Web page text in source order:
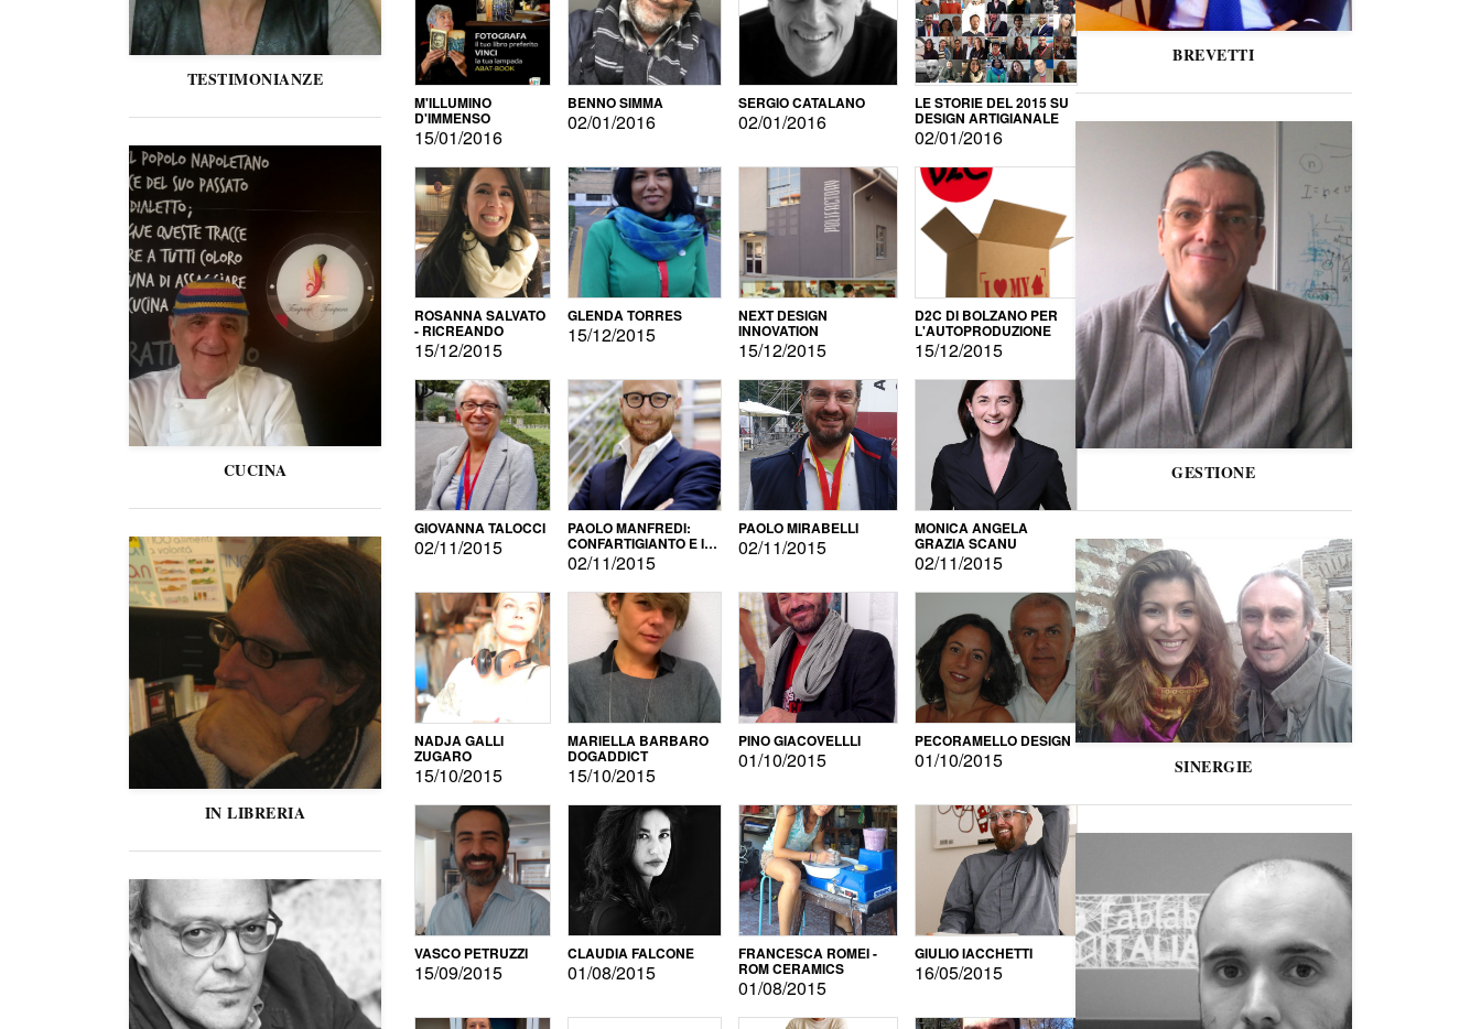
TESTIMONIANZE
CUCINA
IN LIBRERIA
M'ILLUMINO
D'IMMENSO
15/01/2016
BENNO SIMMA
02/01/2016
SERGIO CATALANO
02/01/2016
LE STORIE DEL 2015 SU
DESIGN ARTIGIANALE
02/01/2016
ROSANNA SALVATO
- RICREANDO
15/12/2015
GLENDA TORRES
15/12/2015
NEXT DESIGN
INNOVATION
15/12/2015
D2C DI BOLZANO PER
L'AUTOPRODUZIONE
15/12/2015
GIOVANNA TALOCCI
02/11/2015
PAOLO MANFREDI:
CONFARTIGIANTO E IL
SONDAGGIO
02/11/2015
PAOLO MIRABELLI
02/11/2015
MONICA ANGELA
GRAZIA SCANU
02/11/2015
NADJA GALLI
ZUGARO
15/10/2015
MARIELLA BARBARO
DOGADDICT
15/10/2015
PINO GIACOVELLLI
01/10/2015
PECORAMELLO DESIGN
01/10/2015
VASCO PETRUZZI
15/09/2015
CLAUDIA FALCONE
01/08/2015
FRANCESCA ROMEI -
ROM CERAMICS
01/08/2015
GIULIO IACCHETTI
16/05/2015
BREVETTI
GESTIONE
SINERGIE